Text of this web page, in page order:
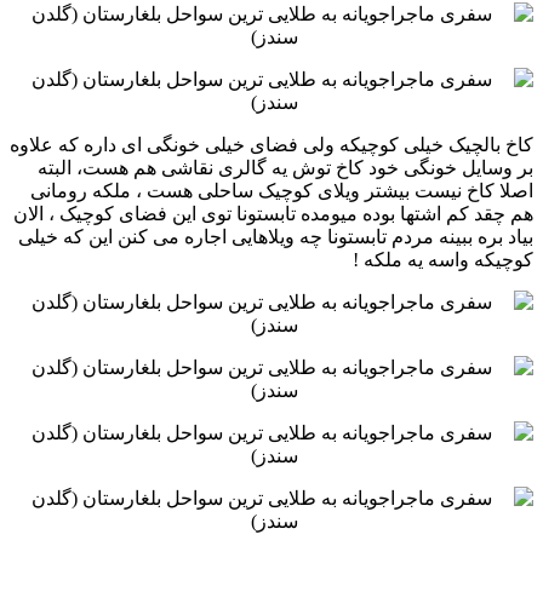
کاخ بالچیک خیلی کوچیکه ولی فضای خیلی خونگی ای داره که علاوه
بر وسایل خونگی خود کاخ توش یه گالری نقاشی هم ‏هست، البته
اصلا کاخ نیست بیشتر ویلای کوچیک ساحلی هست ، ملکه رومانی
هم چقد کم اشتها بوده میومده تابستونا توی ‏این فضای کوچیک ، الان
بیاد بره ببینه مردم تابستونا چه ویلاهایی اجاره می کنن این که خیلی
کوچیکه واسه یه ملکه ! ‏